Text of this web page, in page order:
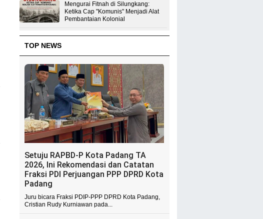
Mengurai Fitnah di Silungkang:
Ketika Cap "Komunis" Menjadi Alat
Pembantaian Kolonial
TOP NEWS
Setuju RAPBD-P Kota Padang TA
2026, Ini Rekomendasi dan Catatan
Fraksi PDI Perjuangan PPP DPRD Kota
Padang
Juru bicara Fraksi PDIP-PPP DPRD Kota Padang,
Cristian Rudy Kurniawan pada...